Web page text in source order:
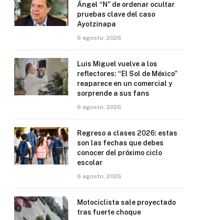
Ángel “N” de ordenar ocultar
pruebas clave del caso
Ayotzinapa
6 agosto, 2026
Luis Miguel vuelve a los
reflectores: “El Sol de México”
reaparece en un comercial y
sorprende a sus fans
6 agosto, 2026
Regreso a clases 2026: estas
son las fechas que debes
conocer del próximo ciclo
escolar
6 agosto, 2026
Motociclista sale proyectado
tras fuerte choque